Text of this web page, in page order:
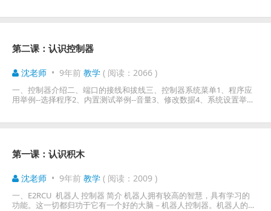
第二课：认识控制器
沈老师 • 9年前 教学 ( 阅读：2066 )
一、控制器介绍二、端口的接线和拔线三、控制器系统菜单1、程序应
用举例--选择程序2、内置测试举例--音量3、修改数据4、系统设置举
第一课：认识积木
沈老师 • 9年前 教学 ( 阅读：2009 )
一、E2RCU 机器人 控制器 简介 机器人拥有较高的智慧，具有学习的
功能。这一切都归功于它有一个好的大脑－机器人控制器。机器人的大